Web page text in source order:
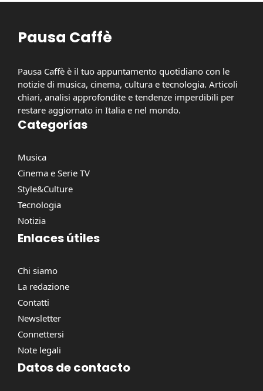
Pausa Caffè
Pausa Caffè è il tuo appuntamento quotidiano con le
notizie di musica, cinema, cultura e tecnologia. Articoli
chiari, analisi approfondite e tendenze imperdibili per
restare aggiornato in Italia e nel mondo.
Categorías
Musica
Cinema e Serie TV
Style&Culture
Tecnologia
Notizia
Enlaces útiles
Chi siamo
La redazione
Contatti
Newsletter
Connettersi
Note legali
Datos de contacto